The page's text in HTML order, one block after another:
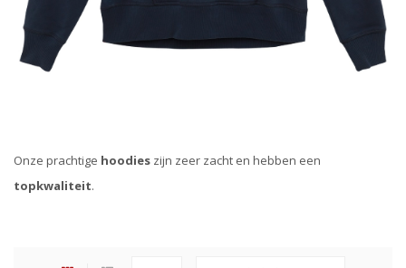
Onze prachtige hoodies zijn zeer zacht en hebben een
topkwaliteit.